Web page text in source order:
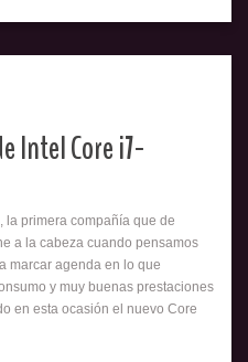
Intel Core i7-
la primera compañía que de
a la cabeza cuando pensamos
marcar agenda en lo que
y muy buenas prestaciones
en esta ocasión el nuevo Core